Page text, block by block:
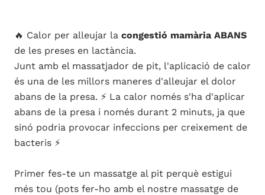
🔥 Calor per alleujar la congestió mamària ABANS
de les preses en lactància.
Junt amb el massatjador de pit, l'aplicació de calor
és una de les millors maneres d'alleujar el dolor
abans de la presa. ⚡ La calor només s'ha d'aplicar
abans de la presa i només durant 2 minuts, ja que
sinó podria provocar infeccions per creixement de
bacteris ⚡
Primer fes-te un massatge al pit perquè estigui
més tou (pots fer-ho amb el nostre massatge de